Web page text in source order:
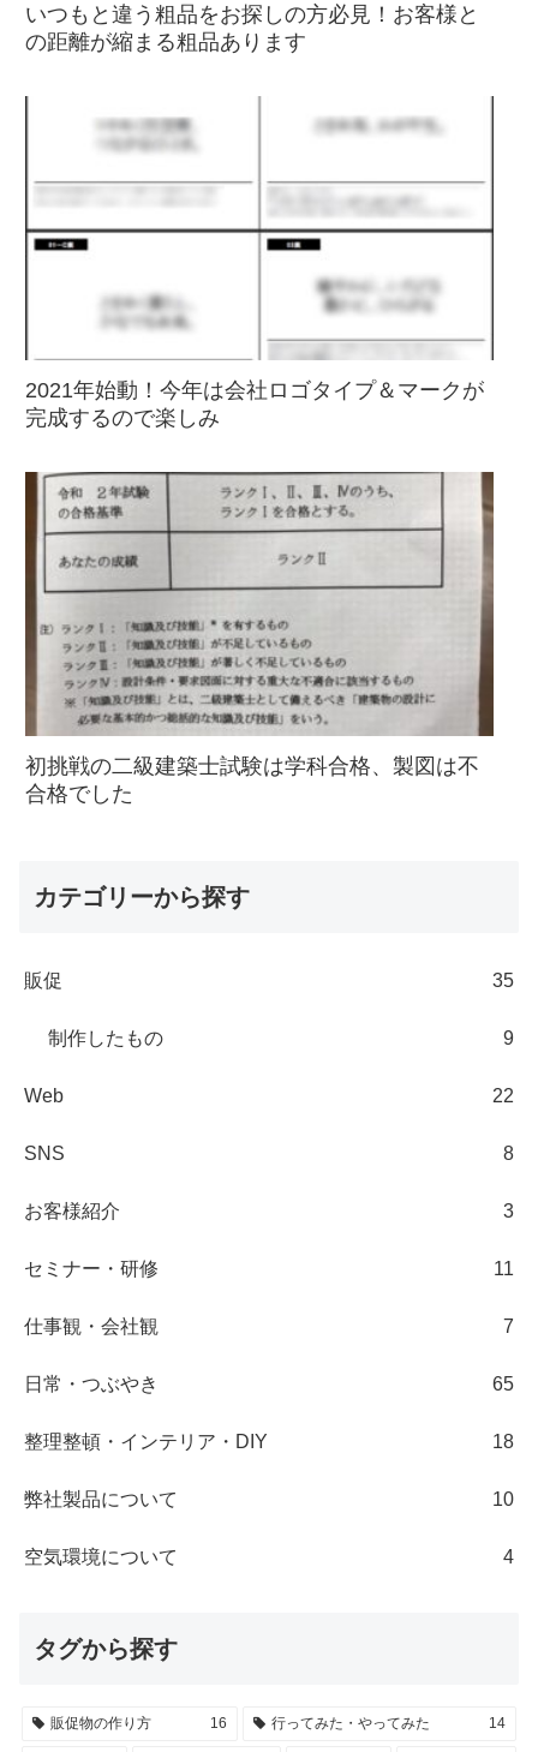
いつもと違う粗品をお探しの方必見！お客様と
の距離が縮まる粗品あります
2021年始動！今年は会社ロゴタイプ＆マークが
完成するので楽しみ
初挑戦の二級建築士試験は学科合格、製図は不
合格でした
カテゴリーから探す
販促 35
制作したもの 9
Web 22
SNS 8
お客様紹介 3
セミナー・研修 11
仕事観・会社観 7
日常・つぶやき 65
整理整頓・インテリア・DIY 18
弊社製品について 10
空気環境について 4
タグから探す
販促物の作り方 16 行ってみた・やってみた 14